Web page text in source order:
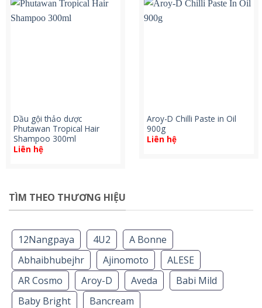
Dầu gội thảo dược
Phutawan Tropical Hair
Shampoo 300ml
Liên hệ
Aroy-D Chilli Paste in Oil
900g
Liên hệ
TÌM THEO THƯƠNG HIỆU
12Nangpaya 4U2
A Bonne
Abhaibhubejhr
Ajinomoto
ALESE
AR Cosmo
Aroy-D Aveda
Babi Mild
Baby Bright
Bancream